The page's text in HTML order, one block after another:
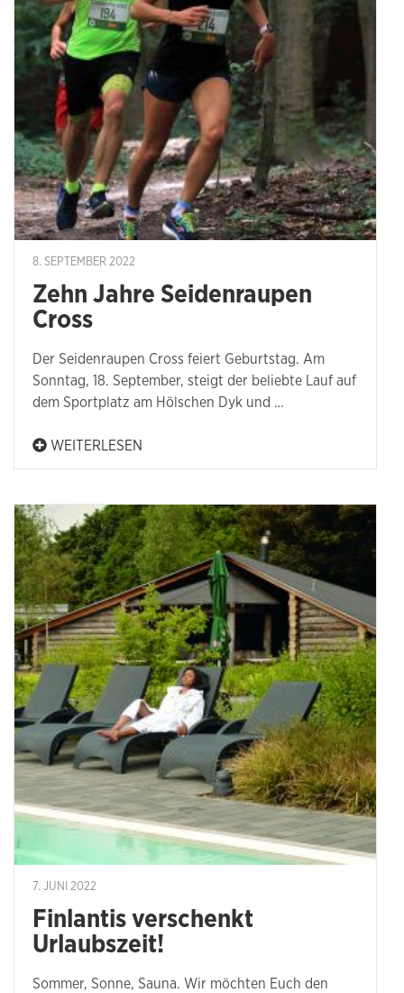
8. SEPTEMBER 2022
Zehn Jahre Seidenraupen
Cross
Der Seidenraupen Cross feiert Geburtstag. Am
Sonntag, 18. September, steigt der beliebte Lauf auf
dem Sportplatz am Hölschen Dyk und …
WEITERLESEN
7. JUNI 2022
Finlantis verschenkt
Urlaubszeit!
Sommer, Sonne, Sauna. Wir möchten Euch den